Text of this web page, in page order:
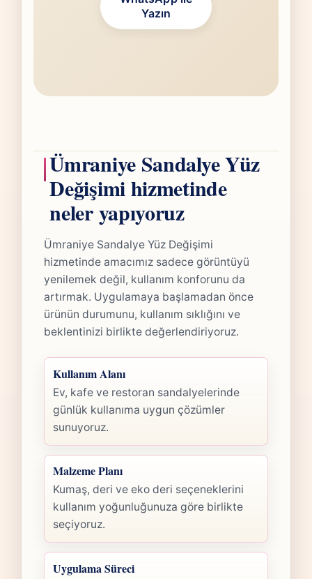
Yazın
Ümraniye Sandalye Yüz
Değişimi hizmetinde
neler yapıyoruz
Ümraniye Sandalye Yüz Değişimi
hizmetinde amacımız sadece görüntüyü
yenilemek değil, kullanım konforunu da
artırmak. Uygulamaya başlamadan önce
ürünün durumunu, kullanım sıklığını ve
beklentinizi birlikte değerlendiriyoruz.
Kullanım Alanı
Ev, kafe ve restoran sandalyelerinde
günlük kullanıma uygun çözümler
sunuyoruz.
Malzeme Planı
Kumaş, deri ve eko deri seçeneklerini
kullanım yoğunluğunuza göre birlikte
seçiyoruz.
Uygulama Süreci